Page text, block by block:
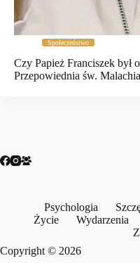
Społeczeństwo
Czy Papież Franciszek był
Przepowiednia św.
Psychologia
Życie
Wydarzenia
Copyright © 2026